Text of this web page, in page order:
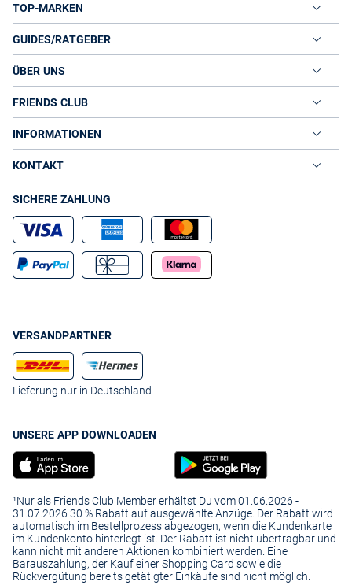
TOP-MARKEN
GUIDES/RATGEBER
ÜBER UNS
FRIENDS CLUB
INFORMATIONEN
KONTAKT
SICHERE ZAHLUNG
VERSANDPARTNER
Lieferung nur in Deutschland
UNSERE APP DOWNLOADEN
¹Nur als Friends Club Member erhältst Du vom 01.06.2026 -
31.07.2026 30 % Rabatt auf ausgewählte Anzüge. Der Rabatt wird
automatisch im Bestellprozess abgezogen, wenn die Kundenkarte
im Kundenkonto hinterlegt ist. Der Rabatt ist nicht übertragbar und
kann nicht mit anderen Aktionen kombiniert werden. Eine
Barauszahlung, der Kauf einer Shopping Card sowie die
Rückvergütung bereits getätigter Einkäufe sind nicht möglich.